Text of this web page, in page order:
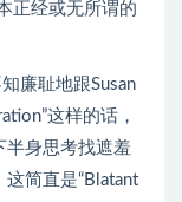
正经或无所谓的
廉耻地跟Susan
这样的话，
半身思考找遮羞
简直是“Blatant